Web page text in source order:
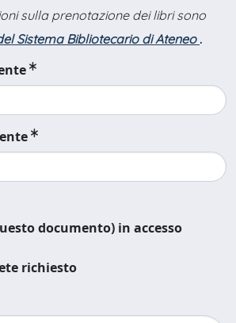
sulla prenotazione dei libri sono
Sistema Bibliotecario di Ateneo .
documento) in accesso
richiesto